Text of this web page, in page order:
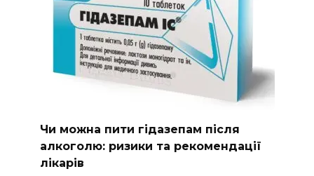
Чи можна пити гідазепам після
алкоголю: ризики та рекомендації
лікарів